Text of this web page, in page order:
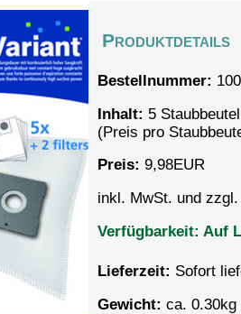
Produktdetails
Bestellnummer:
Inhalt: 5 Staubbeutel
(Preis pro
Preis: 9,98EUR
inkl. MwSt. und
Verfügbarkeit: Auf
Lieferzeit: Sofort
Gewicht: ca. 0.30kg